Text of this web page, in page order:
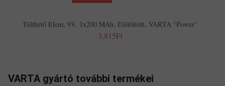
Tölthető Elem, 9V, 1x200 MAh, Előtöltött, VARTA "Power"
3,815Ft
VARTA gyártó további termékei